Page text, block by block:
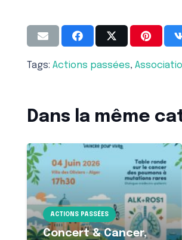
Tags: Actions passées,
Dans la même
ACTIONS PASSÉES
Concert & Cancer,